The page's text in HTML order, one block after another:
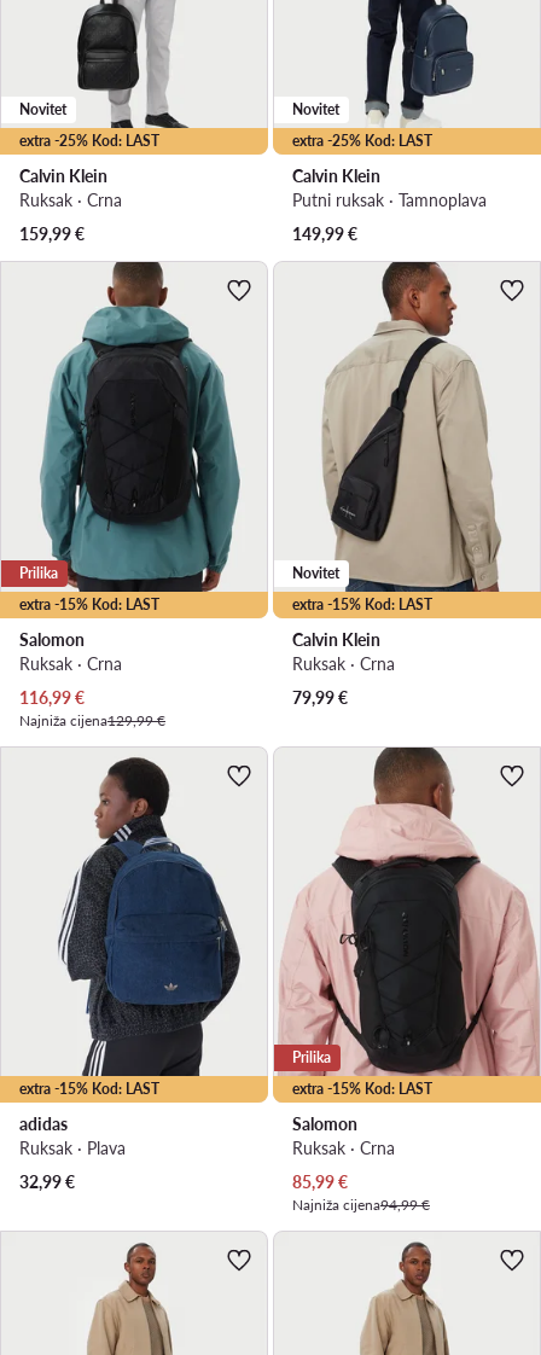
extra -25% Kod: LAST
Novitet
Calvin Klein
Ruksak · Crna
159,99€
extra -25% Kod: LAST
Novitet
Calvin Klein
Putni ruksak · Tamnoplava
149,99€
extra -15% Kod: LAST
Prilika
Salomon
Ruksak · Crna
Trenutna cijena
116,99€
Najniža cijena129,99 €
extra -15% Kod: LAST
Novitet
Calvin Klein
Ruksak · Crna
79,99€
extra -15% Kod: LAST
adidas
Ruksak · Plava
32,99€
extra -15% Kod: LAST
Prilika
Salomon
Ruksak · Crna
Trenutna cijena
85,99€
Najniža cijena94,99 €